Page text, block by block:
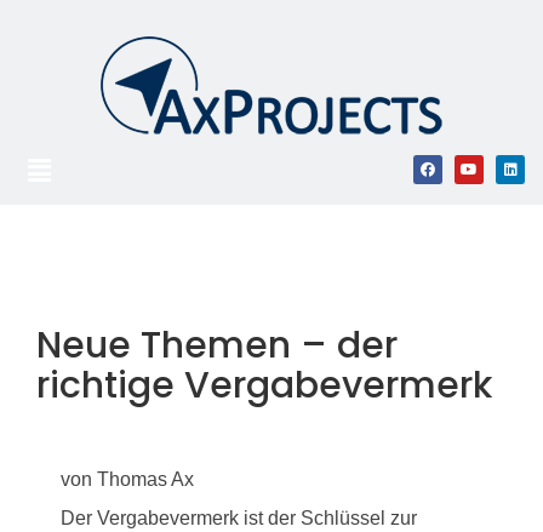
Neue Themen – der
richtige Vergabevermerk
von Thomas Ax
Der Vergabevermerk ist der Schlüssel zur